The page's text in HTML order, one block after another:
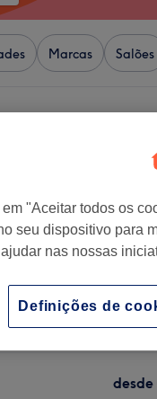
Marcas Salões
Portugal
Nações, Lisboa
desde
desde
"Aceitar todos os
seu dispositivo para
nas nossas
Definições de